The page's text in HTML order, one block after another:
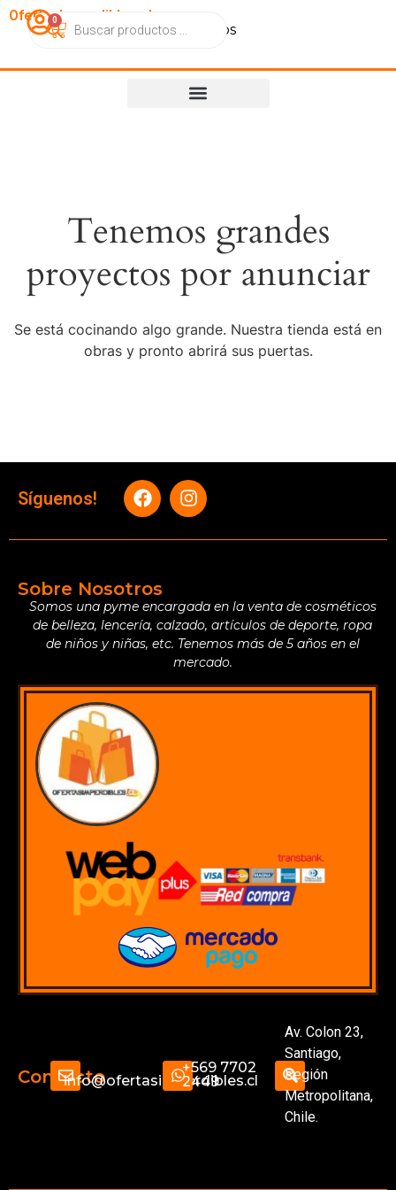
OfertasImperdibles.cl
CatálogoContactoNosotros
0
Tenemos grandes
proyectos por anunciar
Se está cocinando algo grande. Nuestra tienda está en
obras y pronto abrirá sus puertas.
Síguenos!
Sobre Nosotros
Somos una pyme encargada en la venta de cosméticos
de belleza, lencería, calzado, artículos de deporte, ropa
de niños y niñas, etc. Tenemos más de 5 años en el
mercado.
Contactoinfo@ofertasimperdibles.cl
+569 7702
2449
Av. Colon 23,
Santiago,
Región
Metropolitana,
Chile.